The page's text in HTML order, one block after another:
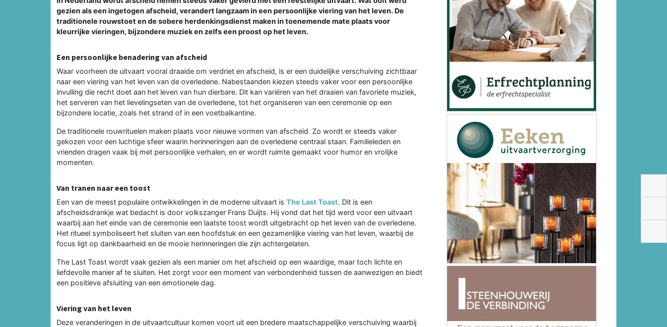
gezien als een ingetogen afscheid, verandert langzaam in een persoonlijke viering van het leven. De
traditionele rouwstoet en de sobere herdenkingsdienst maken in toenemende mate plaats voor
kleurrijke vieringen, bijzondere muziek en zelfs een proost op het leven.
Een persoonlijke benadering van afscheid
Waar voorheen de uitvaart vooral draaide om verdriet en afscheid, is er een duidelijke verschuiving zichtbaar
naar een viering van het leven van de overledene. Nabestaanden kiezen steeds vaker voor een persoonlijke
invulling die recht doet aan het leven van hun dierbare. Dit kan variëren van het draaien van favoriete muziek,
het serveren van het lievelingseten van de overledene, tot het organiseren van een ceremonie op een
bijzondere locatie, zoals het strand of in een voetbalkantine.
De traditionele rouwrituelen maken plaats voor nieuwe vormen van afscheid. Zo wordt er steeds vaker
gekozen voor een luchtige sfeer waarin herinneringen aan de overledene centraal staan. Familieleden en
vrienden dragen vaak bij met persoonlijke verhalen, en er wordt ruimte gemaakt voor humor en vrolijke
momenten.
Van tranen naar een toost
Een van de meest populaire ontwikkelingen in de moderne uitvaart is The Last Toast. Dit is een
afscheidsdrankje wat bedacht is door volkszanger Frans Duijts. Hij vond dat het tijd werd voor een uitvaart
waarbij aan het einde van de ceremonie een laatste toost wordt uitgebracht op het leven van de overledene.
Het ritueel symboliseert het sluiten van een hoofdstuk en een gezamenlijke viering van het leven, waarbij de
focus ligt op dankbaarheid en de mooie herinneringen die zijn achtergelaten.
The Last Toast wordt vaak gezien als een manier om het afscheid op een waardige, maar toch lichte en
liefdevolle manier af te sluiten. Het zorgt voor een moment van verbondenheid tussen de aanwezigen en biedt
een positieve afsluiting van een emotionele dag.
Viering van het leven
Deze veranderingen in de uitvaartcultuur komen voort uit een bredere maatschappelijke verschuiving waarbij